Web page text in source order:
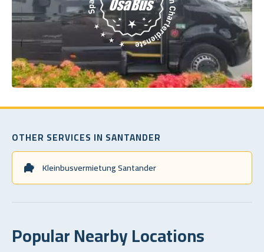
OTHER SERVICES IN SANTANDER
Kleinbusvermietung Santander
Popular Nearby Locations